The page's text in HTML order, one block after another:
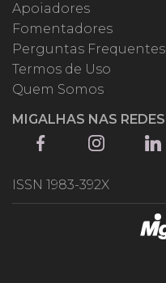
Apoiadores
Fomentadores
Perguntas Frequentes
Termos de Uso
Quem Somos
MIGALHAS NAS REDES
ISSN 1983-392X